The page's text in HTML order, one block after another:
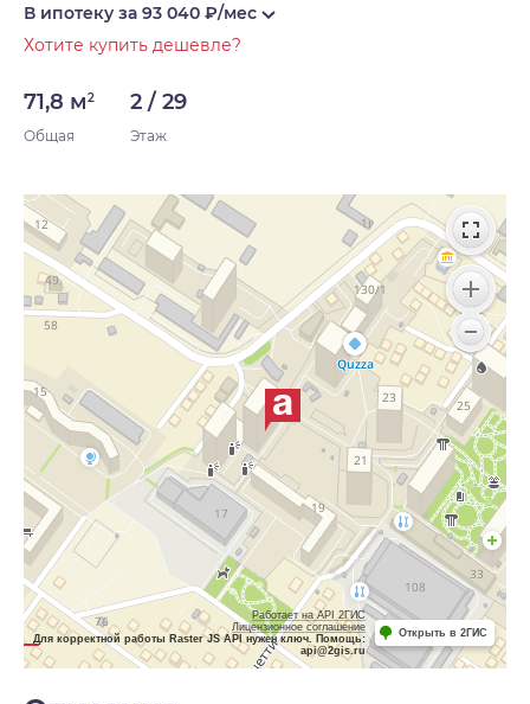
В ипотеку за 93 040 ₽/мес
Хотите купить дешевле?
71,8 м2
Общая
2 / 29
Этаж
Работает на API 2ГИС
Лицензионное соглашение
Для корректной работы Raster JS API нужен ключ. Помощь:
api@2gis.ru
Открыть в 2ГИС